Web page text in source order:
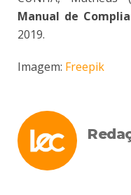
Manual de
2019.
Imagem: Freepik